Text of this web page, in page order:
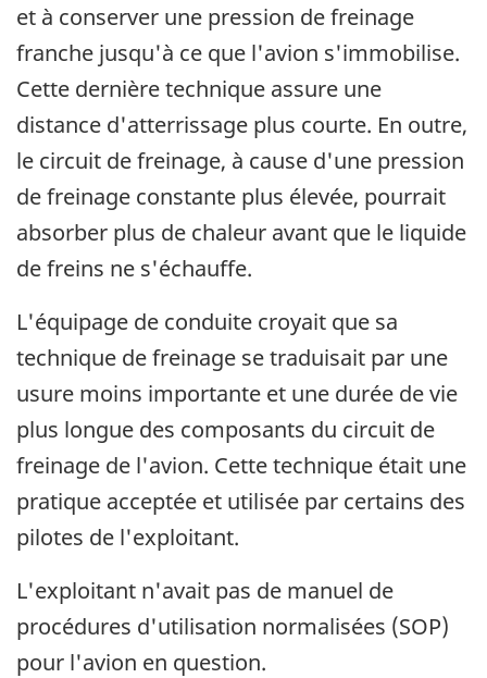
et à conserver une pression de freinage
franche jusqu'à ce que l'avion s'immobilise.
Cette dernière technique assure une
distance d'atterrissage plus courte. En outre,
le circuit de freinage, à cause d'une pression
de freinage constante plus élevée, pourrait
absorber plus de chaleur avant que le liquide
de freins ne s'échauffe.
L'équipage de conduite croyait que sa
technique de freinage se traduisait par une
usure moins importante et une durée de vie
plus longue des composants du circuit de
freinage de l'avion. Cette technique était une
pratique acceptée et utilisée par certains des
pilotes de l'exploitant.
L'exploitant n'avait pas de manuel de
procédures d'utilisation normalisées (SOP)
pour l'avion en question.